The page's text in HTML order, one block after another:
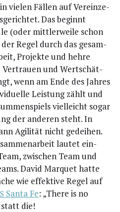
vie­len Fäl­len auf Ver­ein­ze­
Das beginnt
(oder mitt­ler­wei­le schon
Regel durch das gesam­
Pro­jek­te und heh­re
Ver­trau­en und Wert­schät­
wenn am Ende des Jah­res
Leis­tung zählt und
viel­leicht sogar
der ande­ren steht. In
Agi­li­tät nicht gedei­hen.
lau­tet ein­
zwi­schen Team und
David Mar­quet hat­te
wie effek­ti­ve Regel auf
San­ta Fe: „The­re is no
statt die!